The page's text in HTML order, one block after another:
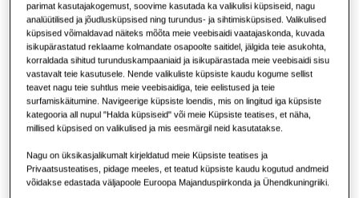
Kontrollerid
Mis on kliimaseade ja kuidas see
töötab?
ÄRILAHENDUSED
Hotellid
Jaekaubandus
parimat kasutajakogemust, soovime kasutada ka valikulisi küpsiseid, nagu
analüütilised ja jõudlusküpsised ning turundus- ja sihtimisküpsised. Valikulised
küpsised võimaldavad näiteks mõõta meie veebisaidi vaatajaskonda, kuvada
isikupärastatud reklaame kolmandate osapoolte saitidel, jälgida teie asukohta,
korraldada sihitud turunduskampaaniaid ja isikupärastada meie veebisaidi sisu
vastavalt teie kasutusele. Nende valikuliste küpsiste kaudu kogume sellist
teavet nagu teie suhtlus meie veebisaidiga, teie eelistused ja teie
surfamiskäitumine. Navigeerige küpsiste loendis, mis on lingitud iga küpsiste
kategooria all nupul "Halda küpsiseid" või meie Küpsiste teatises, et näha,
millised küpsised on valikulised ja mis eesmärgil neid kasutatakse.
Nagu on üksikasjalikumalt kirjeldatud meie Küpsiste teatises ja
Privaatsusteatises, pidage meeles, et teatud küpsiste kaudu kogutud andmeid
võidakse edastada väljapoole Euroopa Majanduspiirkonda ja Ühendkuningriiki.